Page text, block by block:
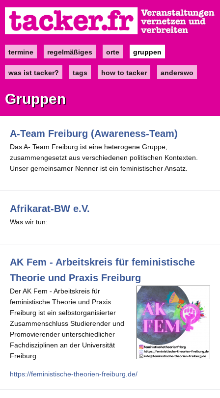
zum
Inhalt
Maintermine regelmäßiges orte gruppen
was ist tacker? tags how to tacker anderswo
Gruppen
A-Team Freiburg (Awareness-Team)
Das A- Team Freiburg ist eine heterogene Gruppe,
zusammengesetzt aus verschiedenen politischen Kontexten.
Unser gemeinsamer Nenner ist ein feministischer Ansatz.
Afrikarat-BW e.V.
Was wir tun:
AK Fem - Arbeitskreis für feministische
Theorie und Praxis Freiburg
Der AK Fem - Arbeitskreis für
feministische Theorie und Praxis
Freiburg ist ein selbstorganisierter
Zusammenschluss Studierender und
Promovierender unterschiedlicher
Fachdisziplinen an der Universität
Freiburg.
https://feministische-theorien-freiburg.de/